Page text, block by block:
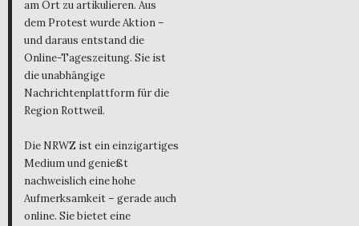
am Ort zu artikulieren. Aus
dem Protest wurde Aktion –
und daraus entstand die
Online-Tageszeitung. Sie ist
die unabhängige
Nachrichtenplattform für die
Region Rottweil.
Die NRWZ ist ein einzigartiges
Medium und genießt
nachweislich eine hohe
Aufmerksamkeit – gerade auch
online. Sie bietet eine